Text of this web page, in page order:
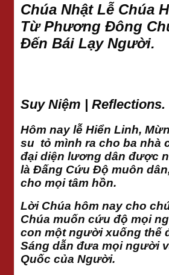
Chúa Nhật Lễ Chúa
Từ Phương Đông
Đến Bái Lạy Người.
Suy Niệm | Reflections.
Hôm nay lễ Hiển Linh,
su tỏ mình ra cho ba nhà
đại diện lương dân được
là Đấng Cứu Độ muôn
cho mọi tâm hồn.
Lời Chúa hôm nay cho
Chúa muốn cứu độ mọi
con một người xuống thế
Sáng dẫn đưa mọi người
Quốc của Người.